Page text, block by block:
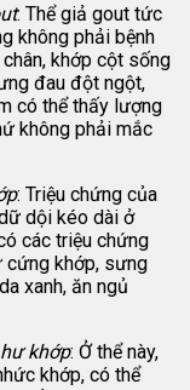
: Thể giả gout tức
không phải bệnh
khớp cột sống
đau đột ngột,
có thể thấy lượng
không phải mắc
: Triệu chứng của
dội kéo dài ở
các triệu chứng
cứng khớp, sưng
xanh, ăn ngủ
khớp: Ở thể này,
khớp, có thể